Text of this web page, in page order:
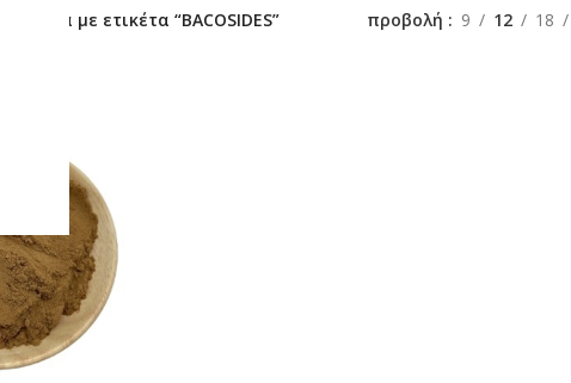
Προϊόντα με ετικέτα “BACOSIDES” προβολή 9 12 18